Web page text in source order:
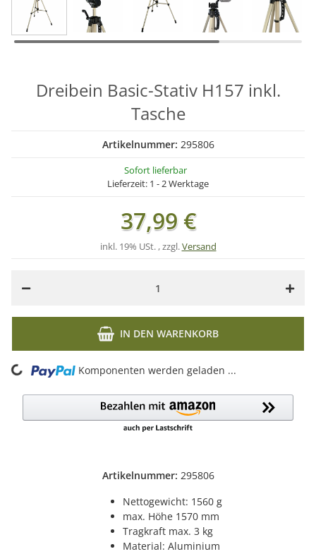
Artikelnummer: 295806
Nettogewicht: 1560 g
max. Höhe 1570 mm
Tragkraft max. 3 kg
Material: Aluminium
Dreibein Basic-Stativ H157 inkl.
Tasche
Artikelnummer: 295806
Sofort lieferbar
Lieferzeit: 1 - 2 Werktage
37,99 €
inkl. 19% USt. , zzgl.Versand
IN DEN WARENKORB
Komponenten werden geladen ...